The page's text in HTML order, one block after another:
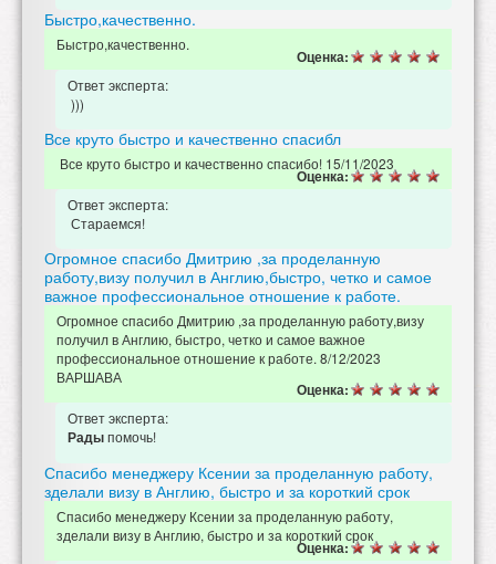
Быстро,качественно.
Быстро,качественно.
Оценка:
Ответ эксперта:
)))
Все круто быстро и качественно спасибл
Все круто быстро и качественно спасибо! 15/11/2023
Оценка:
Ответ эксперта:
Стараемся!
Огромное спасибо Дмитрию ,за проделанную
работу,визу получил в Англию,быстро, четко и самое
важное профессиональное отношение к работе.
Огромное спасибо Дмитрию ,за проделанную работу,визу
получил в Англию, быстро, четко и самое важное
профессиональное отношение к работе. 8/12/2023
ВАРШАВА
Оценка:
Ответ эксперта:
Радыпомочь!
Спасибо менеджеру Ксении за проделанную работу,
зделали визу в Англию, быстро и за короткий срок
Спасибо менеджеру Ксении за проделанную работу,
зделали визу в Англию, быстро и за короткий срок
Оценка: